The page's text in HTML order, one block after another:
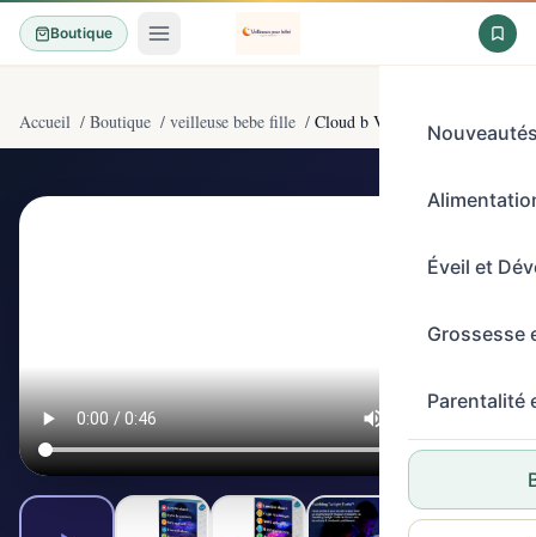
Boutique
Éveil et
Grossesse
Parentalité
Accueil / Boutique / veilleuse bebe fille / Cloud b Veilleuse Apaisante